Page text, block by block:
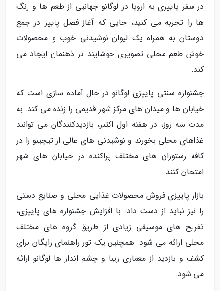
در سفر پاییزی به اروپا در لوگانو جهانیی از طعم ها و رنگ
ها را تجربه می کنید، جایی که آغاز فصل پاییز در جمع
دوستان به همراه یک لیوان نوشیدنی خوب و محصولات
خوش طعم محلی تصویری خوشایند در ذهنمان ایجاد می
کند.
جشنواره سنتی پاییزی لوگانو در حال آماده سازی است که
خیابان ها و میدان های مرکز شهر قدیمی را زنده می کند. به
مدت سه روز، در هفته اول اکتبر، بازدیدکنندگان می توانند
غذاهای محلی بخورند و نوشیدنی های عالی از تیچینو را در
کافه رستوران های مختلف پراکنده در خیابان های شهر
امتحان کنند.
بازار پاییزی فروش محصولات غذایی محلی و صنایع دستی
را نیز نباید از دست داد. با افزایش جشنواره های پاییزی،
تفریح های موسیقی زیادی از طریق گروه های مختلف
محلی ارائه می شود. همچنین یک تور راهنمای رایگان برای
کشف و بازدید از معماری زیبا و چشم انداز ها لوگانو ارائه
می شود.